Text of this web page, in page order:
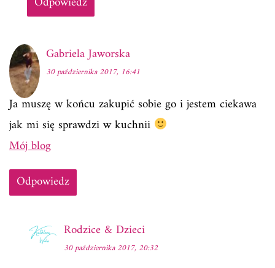
Gabriela Jaworska
30 października 2017, 16:41
Ja muszę w końcu zakupić sobie go i jestem ciekawa
jak mi się sprawdzi w kuchnii
Mój blog
Odpowiedz
Rodzice & Dzieci
30 października 2017, 20:32